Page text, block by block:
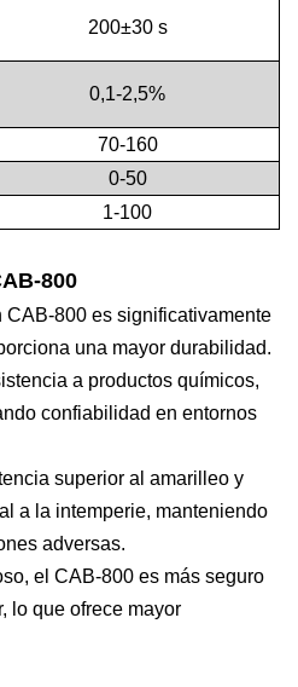
200±30 s
0,1-2,5%
70-160
0-50
1-100
800
CAB-800 es significativamente
una mayor durabilidad.
a productos químicos,
confiabilidad en entornos
superior al amarilleo y
a la intemperie, manteniendo
adversas.
el CAB-800 es más seguro
lo que ofrece mayor